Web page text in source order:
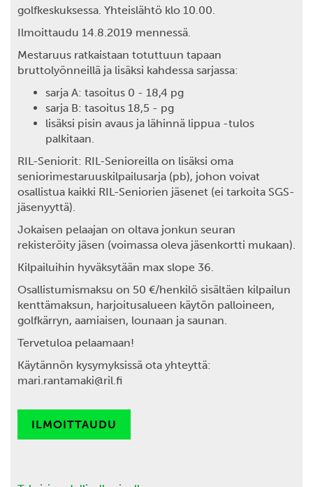
golfkeskuksessa. Yhteislähtö klo 10.00.
Ilmoittaudu 14.8.2019 mennessä.
Mestaruus ratkaistaan totuttuun tapaan
bruttolyönneillä ja lisäksi kahdessa sarjassa:
sarja A: tasoitus 0 - 18,4 pg
sarja B: tasoitus 18,5 - pg
lisäksi pisin avaus ja lähinnä lippua -tulos
palkitaan.
RIL-Seniorit: RIL-Senioreilla on lisäksi oma
seniorimestaruuskilpailusarja (pb), johon voivat
osallistua kaikki RIL-Seniorien jäsenet (ei tarkoita SGS-
jäsenyyttä).
Jokaisen pelaajan on oltava jonkun seuran
rekisteröity jäsen (voimassa oleva jäsenkortti mukaan).
Kilpailuihin hyväksytään max slope 36.
Osallistumismaksu on 50 €/henkilö sisältäen kilpailun
kenttämaksun, harjoitusalueen käytön palloineen,
golfkärryn, aamiaisen, lounaan ja saunan.
Tervetuloa pelaamaan!
Käytännön kysymyksissä ota yhteyttä:
mari.rantamaki@ril.fi
ILMOITTAUDU